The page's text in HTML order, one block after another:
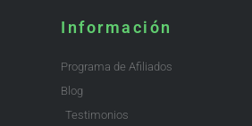
Información
Programa de Afiliados
Blog
Testimonios